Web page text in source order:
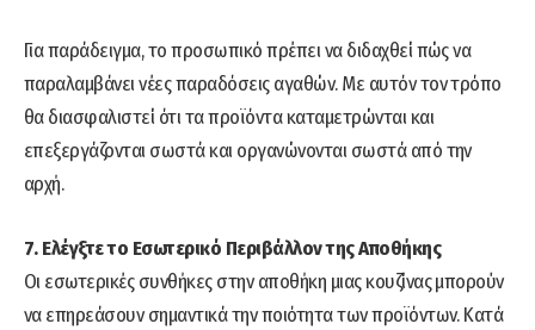
Για παράδειγμα, το προσωπικό πρέπει να διδαχθεί πώς να
παραλαμβάνει νέες παραδόσεις αγαθών. Με αυτόν τον τρόπο
θα διασφαλιστεί ότι τα προϊόντα καταμετρώνται και
επεξεργάζονται σωστά και οργανώνονται σωστά από την
αρχή.
7. Ελέγξτε το Εσωτερικό Περιβάλλον της Αποθήκης
Οι εσωτερικές συνθήκες στην αποθήκη μιας κουζίνας μπορούν
να επηρεάσουν σημαντικά την ποιότητα των προϊόντων. Κατά